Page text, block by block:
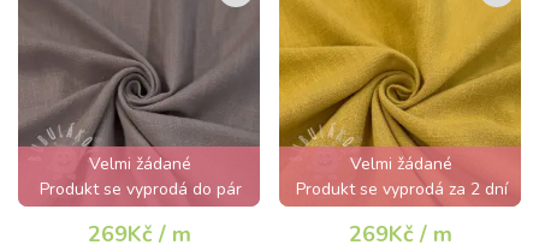
Velmi žádané
Produkt se vyprodá do pár
hodin
269Kč / m
Velmi žádané
Produkt se vyprodá za 2 dní
269Kč / m